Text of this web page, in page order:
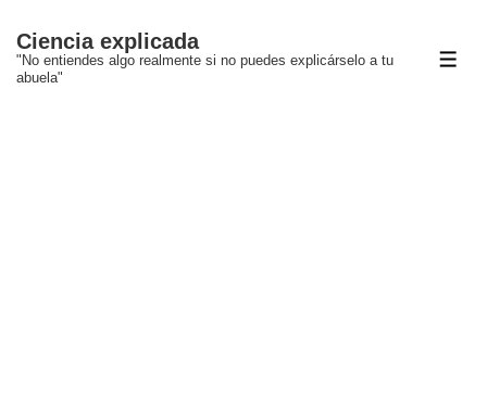
Saltar
Ciencia explicada
"No entiendes algo realmente si no puedes explicárselo a tu
abuela"